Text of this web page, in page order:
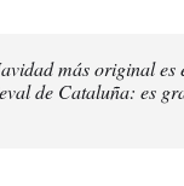
más original es
de Cataluña: es